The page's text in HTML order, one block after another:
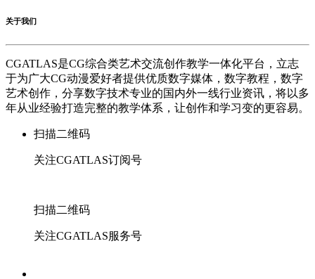
关于我们
CGATLAS是CG综合类艺术交流创作教学一体化平台，立志
于为广大CG动漫爱好者提供优质数字媒体，数字教程，数字
艺术创作，分享数字技术专业的国内外一线行业资讯，将以多
年从业经验打造完整的教学体系，让创作和学习变的更容易。
扫描二维码
关注CGATLAS订阅号
扫描二维码
关注CGATLAS服务号